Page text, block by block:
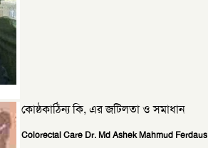
কোষ্ঠকাঠিন্য কি, এর জটিলতা ও সমাধান
Colorectal Care Dr. Md Ashek Mahmud Ferdaus